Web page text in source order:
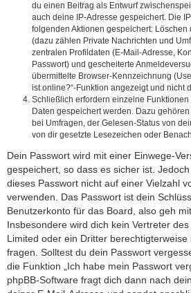
du einen Beitrag als Entwurf
auch deine IP-Adresse gespeichert. Die
folgenden Aktionen gespeichert: Löschen
(dazu zählen Private Nachrichten und
zentralen Profildaten (E-Mail-Adresse,
Passwort) und gescheiterte
übermittelte Browser-Kennzeichnung
ist online?“-Funktion angezeigt und nicht
Schließlich erfordern einzelne
Daten gespeichert werden. Dazu
bei Umfragen, der Gelesen-Status von
von dir gesetzte Lesezeichen oder
Dein Passwort wird mit einer Einwege-
gespeichert, so dass es sicher ist.
dieses Passwort nicht auf einer Vielzahl
verwenden. Das Passwort ist dein
Benutzerkonto für das Board, also geh
Insbesondere wird dich kein Vertreter
Limited oder ein Dritter
fragen. Solltest du dein Passwort
die Funktion „Ich habe mein Passwort
phpBB-Software fragt dich dann nach